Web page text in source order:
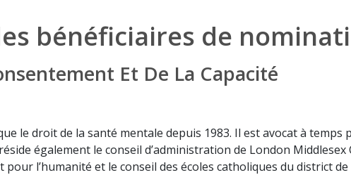
bénéficiaires de
Et De La Capacité
le droit de la santé mentale depuis 1983. Il est avocat à
également le conseil d’administration de London
l’humanité et le conseil des écoles catholiques du district